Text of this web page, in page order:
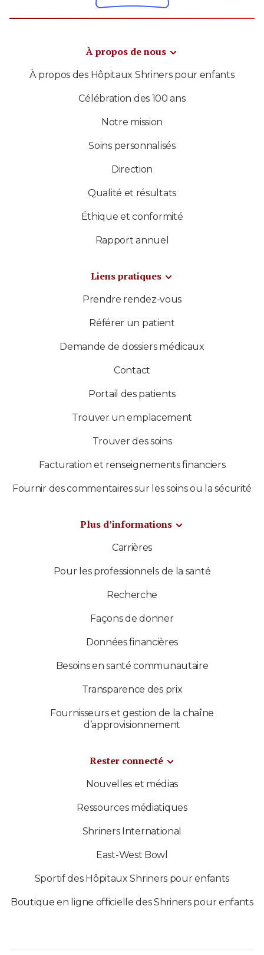
À propos de nous
À propos des Hôpitaux Shriners pour enfants
Célébration des 100 ans
Notre mission
Soins personnalisés
Direction
Qualité et résultats
Éthique et conformité
Rapport annuel
Liens pratiques
Prendre rendez-vous
Référer un patient
Demande de dossiers médicaux
Contact
Portail des patients
Trouver un emplacement
Trouver des soins
Facturation et renseignements financiers
Fournir des commentaires sur les soins ou la sécurité
Plus d’informations
Carrières
Pour les professionnels de la santé
Recherche
Façons de donner
Données financières
Besoins en santé communautaire
Transparence des prix
Fournisseurs et gestion de la chaîne
d’approvisionnement
Rester connecté
Nouvelles et médias
Ressources médiatiques
Shriners International
East-West Bowl
Sportif des Hôpitaux Shriners pour enfants
Boutique en ligne officielle des Shriners pour enfants